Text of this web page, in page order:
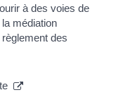
à des voies de
médiation
des